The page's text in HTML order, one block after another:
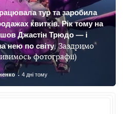
тур та заробила
квитків. Рік тому на
Джастін Трюдо — і
нею по світу. Заздримо
фотографії)
4 дні тому